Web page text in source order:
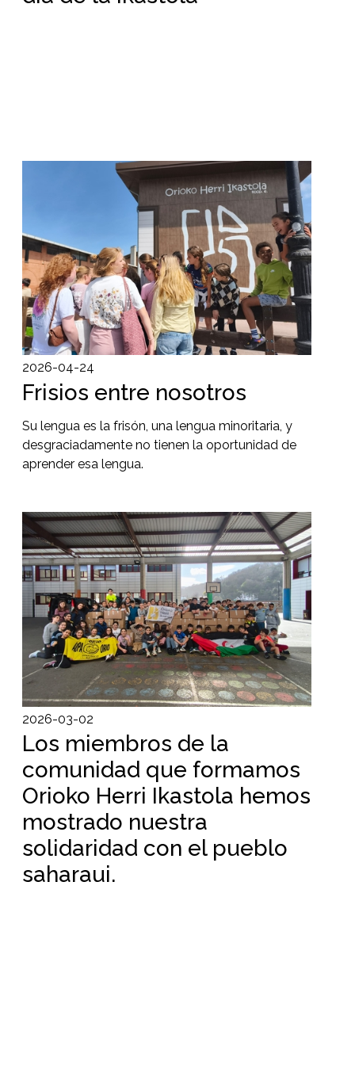
2026-04-24
Frisios entre nosotros
Su lengua es la frisón, una lengua minoritaria, y
desgraciadamente no tienen la oportunidad de
aprender esa lengua.
2026-03-02
Los miembros de la
comunidad que formamos
Orioko Herri Ikastola hemos
mostrado nuestra
solidaridad con el pueblo
saharaui.